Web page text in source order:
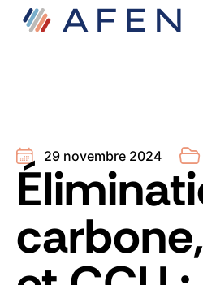
29 novembre 2024